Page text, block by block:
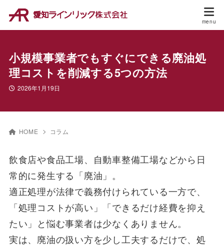
小規模事業者でもすぐにできる廃油処
理コストを削減する5つの方法
2026年1月19日
HOME コラム
飲食店や食品工場、自動車整備工場などから日
常的に発生する「廃油」。
適正処理が法律で義務付けられている一方で、
「処理コストが高い」「できるだけ経費を抑え
たい」と悩む事業者は少なくありません。
実は、廃油の扱い方を少し工夫するだけで、処